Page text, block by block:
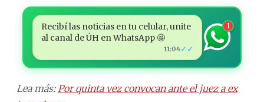
Recibí las noticias en tu celular, unite
al canal de ÚH en WhatsApp 🤩
11:04✓✓
1
Lea más: Por quinta vez convocan ante el juez a ex